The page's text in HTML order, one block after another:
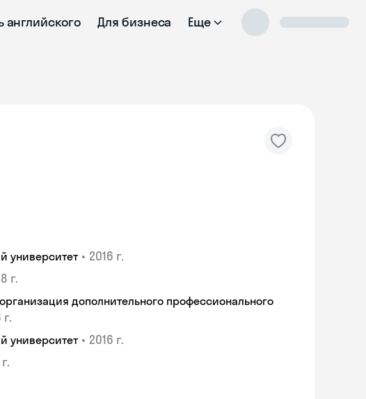
английского Для бизнеса Еще
университет • 2016 г.
г.
дополнительного профессионального
университет • 2016 г.